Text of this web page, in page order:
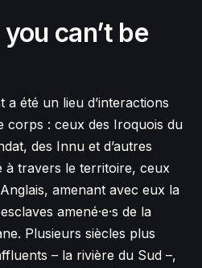
can’t be
été un lieu d’interactions
corps : ceux des Iroquois du
des Innu et d’autres
à travers le territoire, ceux
amenant avec eux la
amené·e·s de la
Plusieurs siècles plus
– la rivière du Sud –,